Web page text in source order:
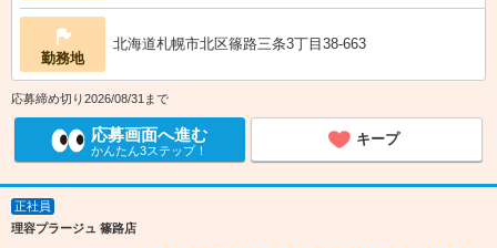
勤務地
北海道札幌市北区篠路三条3丁目38-663
応募締め切り2026/08/31まで
応募画面へ進む
かんたん3ステップ！
キープ
正社員
理容プラージュ 篠路店